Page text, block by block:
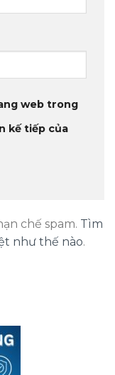
web trong
kế tiếp của
chế spam. Tìm
như thế nào.